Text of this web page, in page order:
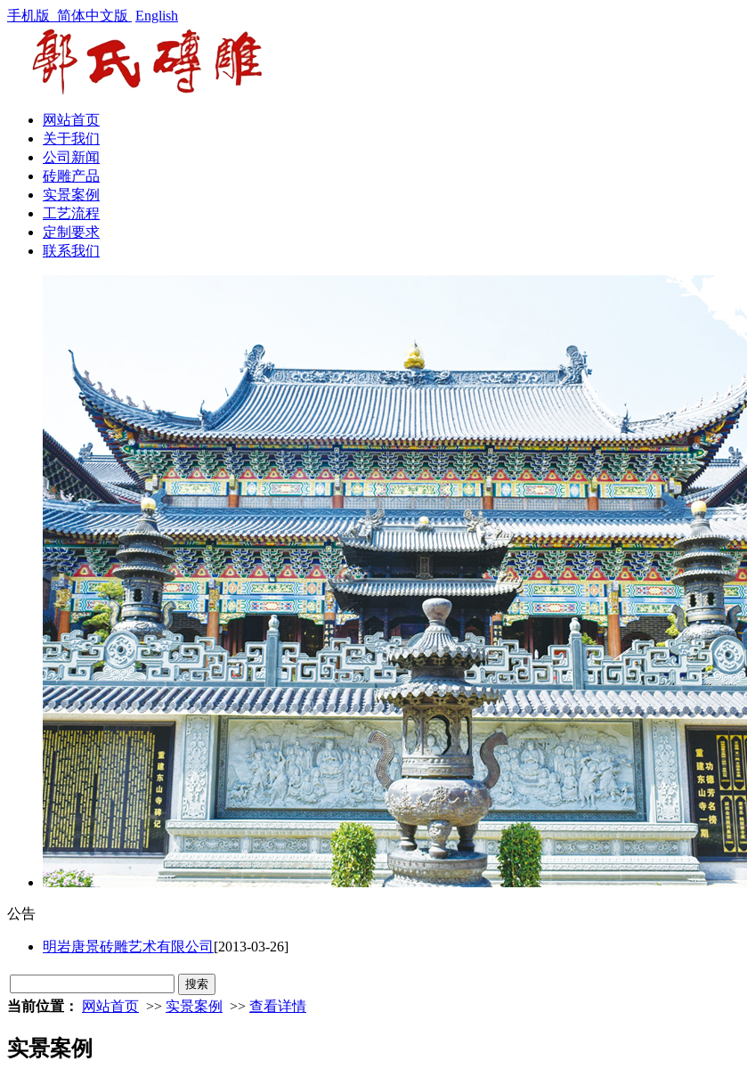
手机版 简体中文版 English
网站首页
关于我们
公司新闻
砖雕产品
实景案例
工艺流程
定制要求
联系我们
公告
明岩唐景砖雕艺术有限公司 [2013-03-26]
当前位置： 网站首页 >> 实景案例 >> 查看详情
实景案例